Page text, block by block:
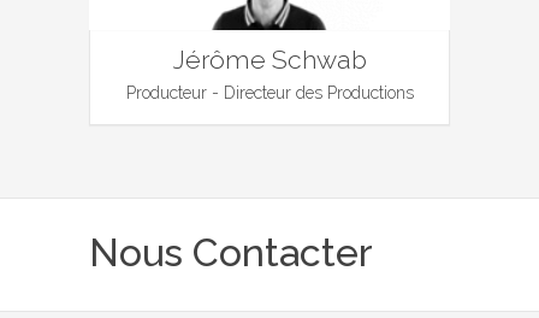
Jérôme Schwab
Producteur - Directeur des Productions
Nous Contacter